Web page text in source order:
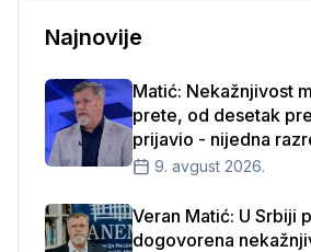
Najnovije
Matić: Nekažnjivost
prete, od desetak
prijavio - nijedna
9. avgust 2026.
Veran Matić: U Srbiji
dogovorena